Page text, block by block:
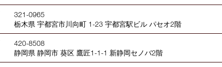
321-0965
栃木県 宇都宮市川向町 1-23 宇都宮駅ビル パセオ2階
420-8508
静岡県 静岡市 葵区 鷹匠1-1-1 新静岡セノバ2階